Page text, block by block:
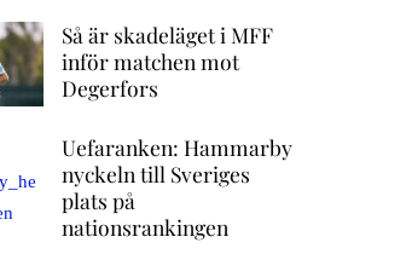
Så är skadeläget i MFF
inför matchen mot
Degerfors
Uefaranken: Hammarby
nyckeln till Sveriges
plats på
nationsrankingen